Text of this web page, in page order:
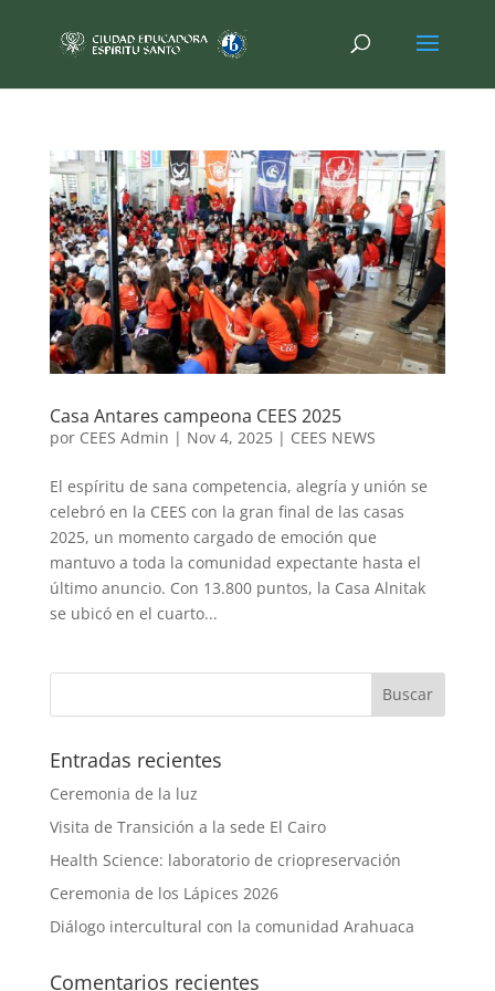
Casa Antares campeona CEES 2025
por CEES Admin | Nov 4, 2025| CEES NEWS
El espíritu de sana competencia, alegría y unión se
celebró en la CEES con la gran final de las casas
2025, un momento cargado de emoción que
mantuvo a toda la comunidad expectante hasta el
último anuncio. Con 13.800 puntos, la Casa Alnitak
se ubicó en el cuarto...
Entradas recientes
Ceremonia de la luz
Visita de Transición a la sede El Cairo
Health Science: laboratorio de criopreservación
Ceremonia de los Lápices 2026
Diálogo intercultural con la comunidad Arahuaca
Comentarios recientes